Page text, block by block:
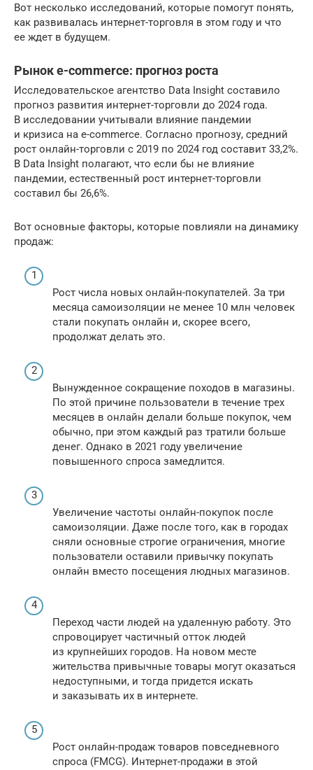
Вот несколько исследований, которые помогут понять,
как развивалась интернет-торговля в этом году и что
ее ждет в будущем.
Рынок e-commerce: прогноз роста
Исследовательское агентство Data Insight составило
прогноз развития интернет-торговли до 2024 года.
В исследовании учитывали влияние пандемии
и кризиса на e-commerce. Согласно прогнозу, средний
рост онлайн-торговли с 2019 по 2024 год составит 33,2%.
В Data Insight полагают, что если бы не влияние
пандемии, естественный рост интернет-торговли
составил бы 26,6%.
Вот основные факторы, которые повлияли на динамику
продаж:
Рост числа новых онлайн-покупателей. За три
месяца самоизоляции не менее 10 млн человек
стали покупать онлайн и, скорее всего,
продолжат делать это.
Вынужденное сокращение походов в магазины.
По этой причине пользователи в течение трех
месяцев в онлайн делали больше покупок, чем
обычно, при этом каждый раз тратили больше
денег. Однако в 2021 году увеличение
повышенного спроса замедлится.
Увеличение частоты онлайн-покупок после
самоизоляции. Даже после того, как в городах
сняли основные строгие ограничения, многие
пользователи оставили привычку покупать
онлайн вместо посещения людных магазинов.
Переход части людей на удаленную работу. Это
спровоцирует частичный отток людей
из крупнейших городов. На новом месте
жительства привычные товары могут оказаться
недоступными, и тогда придется искать
и заказывать их в интернете.
Рост онлайн-продаж товаров повседневного
спроса (FMCG). Интернет-продажи в этой